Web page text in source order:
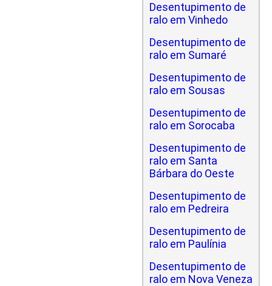
Desentupimento de
ralo em Vinhedo
Desentupimento de
ralo em Sumaré
Desentupimento de
ralo em Sousas
Desentupimento de
ralo em Sorocaba
Desentupimento de
ralo em Santa
Bárbara do Oeste
Desentupimento de
ralo em Pedreira
Desentupimento de
ralo em Paulínia
Desentupimento de
ralo em Nova Veneza